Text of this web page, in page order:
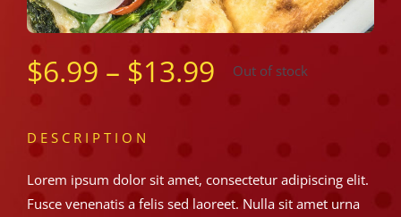
$6.99 – $13.99 Out of stock
DESCRIPTION
Lorem ipsum dolor sit amet, consectetur adipiscing elit.
Fusce venenatis a felis sed laoreet. Nulla sit amet urna